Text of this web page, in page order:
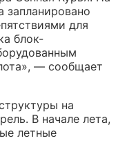
запланировано
для
блок-
— сообщает
на
В начале лета,
летные